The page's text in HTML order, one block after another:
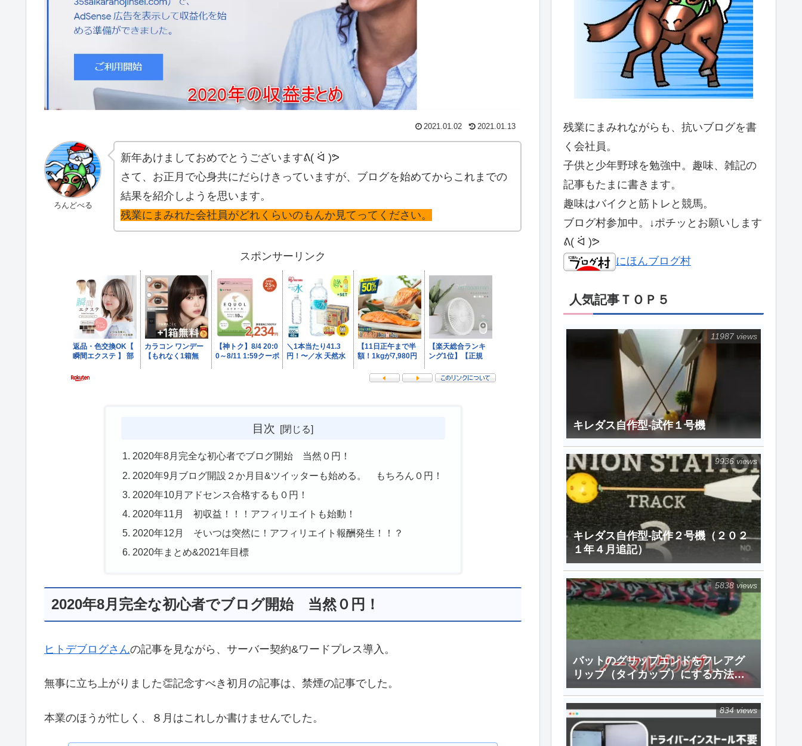
2021.01.02 2021.01.13
ろんどべる
新年あけましておめでとうございますᕕ( ᐛ )ᕗ
さて、お正月で心身共にだらけきっていますが、ブログを始めてからこれまでの
結果を紹介しようを思います。
残業にまみれた会社員がどれくらいのもんか見てってください。
スポンサーリンク
目次
2020年8月完全な初心者でブログ開始 当然０円！
2020年9月ブログ開設２か月目&ツイッターも始める。 もちろん０円！
2020年10月アドセンス合格するも０円！
2020年11月 初収益！！！アフィリエイトも始動！
2020年12月 そいつは突然に！アフィリエイト報酬発生！！？
2020年まとめ&2021年目標
2020年8月完全な初心者でブログ開始 当然０円！
ヒトデブログさんの記事を見ながら、サーバー契約&ワードプレス導入。
無事に立ち上がりました👏記念すべき初月の記事は、禁煙の記事でした。
本業のほうが忙しく、８月はこれしか書けませんでした。
残業にまみれながらも、抗いブログを書
く会社員。
子供と少年野球を勉強中。趣味、雑記の
記事もたまに書きます。
趣味はバイクと筋トレと競馬。
ブログ村参加中。↓ポチッとお願いします
ᕕ( ᐛ )ᕗ
にほんブログ村
人気記事ＴＯＰ５
キレダス自作型-試作１号機
11987 views
キレダス自作型-試作２号機（２０２
１年４月追記）
9936 views
バットのグリップエンドをフレアグ
リップ（タイカップ）にする方法！
（１０００円ちょっとで）
5838 views
834 views